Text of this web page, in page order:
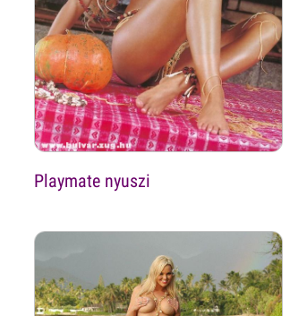
Playmate nyuszi